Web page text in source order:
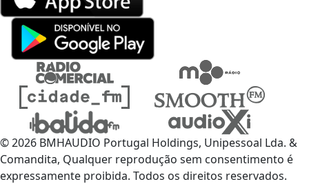
© 2026 BMHAUDIO Portugal Holdings, Unipessoal Lda. &
Comandita, Qualquer reprodução sem consentimento é
expressamente proibida. Todos os direitos reservados.